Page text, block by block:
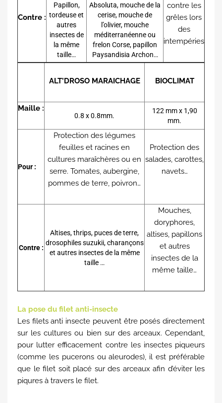
Contre :
Papillon,
tordeuse et
autres
insectes de
la même
taille…
Absoluta, mouche de la
cerise, mouche de
l’olivier, mouche
méditerranéenne ou
frelon Corse, papillon
Paysandisia Archon…
contre les
grêles lors
des
intempéries
ALT’DROSO MARAICHAGE BIOCLIMAT
Maille :
0.8 x 0.8mm.
122 mm x 1,90
mm.
Pour :
Protection des légumes
feuilles et racines en
cultures maraîchères ou en
serre. Tomates, aubergine,
pommes de terre, poivron…
Protection des
salades, carottes,
navets…
Contre :
Altises, thrips, puces de terre,
drosophiles suzukii, charançons
et autres insectes de la même
taille …
Mouches,
doryphores,
altises, papillons
et autres
insectes de la
même taille…
La pose du filet anti-insecte
Les filets anti insecte peuvent être posés directement
sur les cultures ou bien sur des arceaux. Cependant,
pour lutter efficacement contre les insectes piqueurs
(comme les pucerons ou aleurodes), il est préférable
que le filet soit placé sur des arceaux afin d’éviter les
piqures à travers le filet.